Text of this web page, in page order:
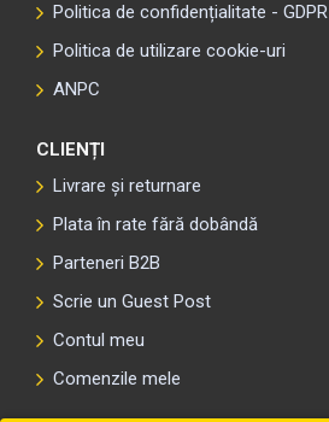
Politica de confidențialitate - GDPR
Politica de utilizare cookie-uri
ANPC
CLIENȚI
Livrare și returnare
Plata în rate fără dobândă
Parteneri B2B
Scrie un Guest Post
Contul meu
Comenzile mele